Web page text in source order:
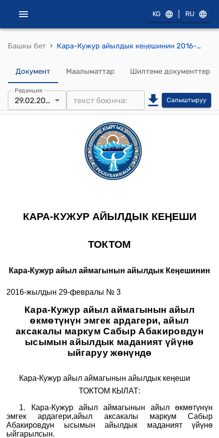
KG RU
Башкы бет › Кара-Кужур айылдык кеӊешинин 2016-жылдын 29-февралындагы № 3 "Кара-Кужур айыл аймагынын айыл ѳкмѳтүнүн эмгек ардагери, айыл аксакалы маркум Сабыр Абакировдун ысымын айылдык маданият үйүнѳ ыйгаруу жөнүндө" токтому
Документ Маалыматтар Шилтеме документтер
Редакция
29.02.2016 Салыштыруу